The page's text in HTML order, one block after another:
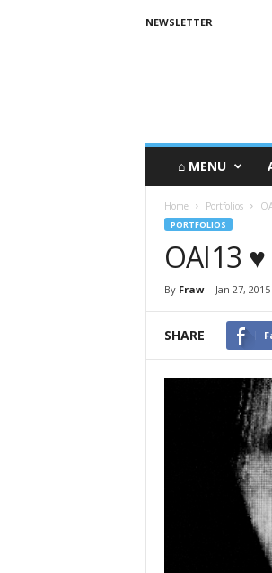
NEWSLETTER
⌂ MENU
Home Portfolios
PORTFOLIOS
OAI13
By Fraw- Jan 27, 2015
SHARE